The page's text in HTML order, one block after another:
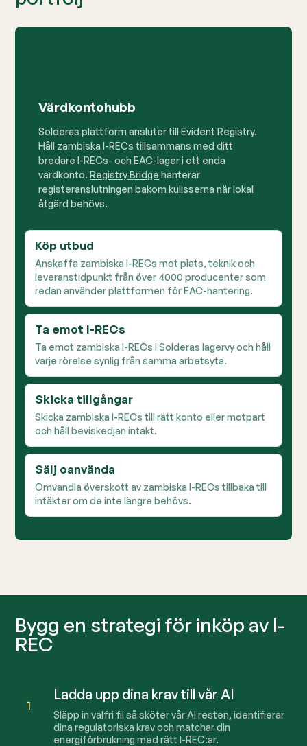
Köp utbud
Anskaffa zambiska I-RECs mot plats, teknik och
leveranstidpunkt från över 4000 producenter som
redan använder plattformen för EAC-hantering.
Ta emot I-RECs
Ta emot zambiska I-RECs i Solderas lagervy och håll
varje rörelse synlig från samma arbetsyta.
Värdkontohubb
Solderas plattform ansluter till Evident Registry.
Håll zambiska I-RECs tillsammans med ditt
bredare I-RECs- och EAC-lager i ett enda
värdkonto.Registry Bridge hanterar
registeranslutningen bakom kulisserna när lokal
åtgärd behövs.
Skicka tillgångar
Skicka zambiska I-RECs till rätt konto eller motpart
och håll beviskedjan intakt.
Sälj oanvända
Omvandla överskott av zambiska I-RECs tillbaka till
intäkter om de inte längre behövs.
Bygg en strategi för inköp av I-
REC
1
Ladda upp dina krav till vår AI
Släpp in valfri fil så sköter vår AI resten, identifierar
dina regulatoriska krav och matchar din
energiförbrukning med rätt I-REC:ar.